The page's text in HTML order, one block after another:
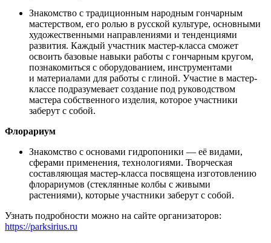
Знакомство с традиционным народным гончарным
мастерством, его ролью в русской культуре, основными
художественными направлениями и тенденциями
развития. Каждый участник мастер-класса сможет
освоить базовые навыки работы с гончарным кругом,
познакомиться с оборудованием, инструментами
и материалами для работы с глиной. Участие в мастер-
классе подразумевает создание под руководством
мастера собственного изделия, которое участники
заберут с собой.
Флорариум
Знакомство с основами гидропоники — её видами,
сферами применения, технологиями. Творческая
составляющая мастер-класса посвящена изготовлению
флорариумов (стеклянные колбы с живыми
растениями), которые участники заберут с собой.
Узнать подробности можно на сайте организаторов:
https://parksirius.ru